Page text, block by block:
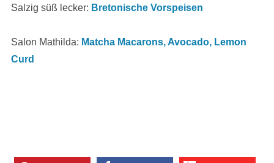
Salzig süß lecker: Bretonische Vorspeisen
Salon Mathilda: Matcha Macarons, Avocado, Lemon
Curd